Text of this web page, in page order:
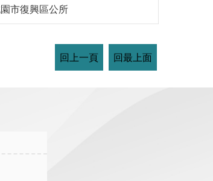
市復興區公所
回上一頁 回最上面